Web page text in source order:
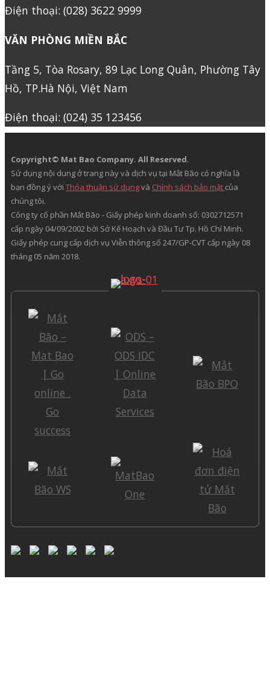
Điện thoại: (028) 3622 9999
VĂN PHÒNG MIỀN BẮC
Tầng 5, Tòa Rosary, 89 Lạc Long Quân, Phường Tây
Hồ, TP.Hà Nội, Việt Nam
Điện thoại: (024) 35 123456
Copyright© Mat Bao Company. All Reserved.
Sử dụng nội dung ở trang này và dịch vụ tại Mắt Bão có nghĩa là
bạn đồng ý với Thỏa thuận sử dụngvà Chính sách bảo mật của
chúng tôi.
Công ty cổ phần Mắt Bão - Giấy phép kinh doanh số: 0302712571
cấp ngày 04/09/2002 bởi Sở Kế Hoạch và Đầu Tư Tp. Hồ Chí Minh.
Giấy phép cung cấp dịch vụ Viễn thông số 247/GP-CVT cấp ngày 08
tháng 05 năm 2018.